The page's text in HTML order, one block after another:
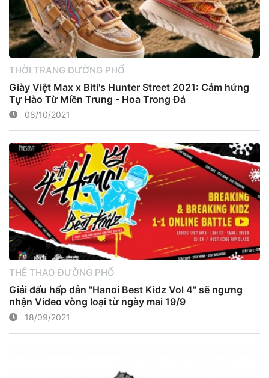
THỜI TRANG ĐƯỜNG PHỐ
Giày Việt Max x Biti's Hunter Street 2021: Cảm hứng
Tự Hào Từ Miền Trung - Hoa Trong Đá
08/10/2021
THỂ THAO ĐƯỜNG PHỐ
Giải đấu hấp dẫn "Hanoi Best Kidz Vol 4" sẽ ngưng
nhận Video vòng loại từ ngày mai 19/9
18/09/2021